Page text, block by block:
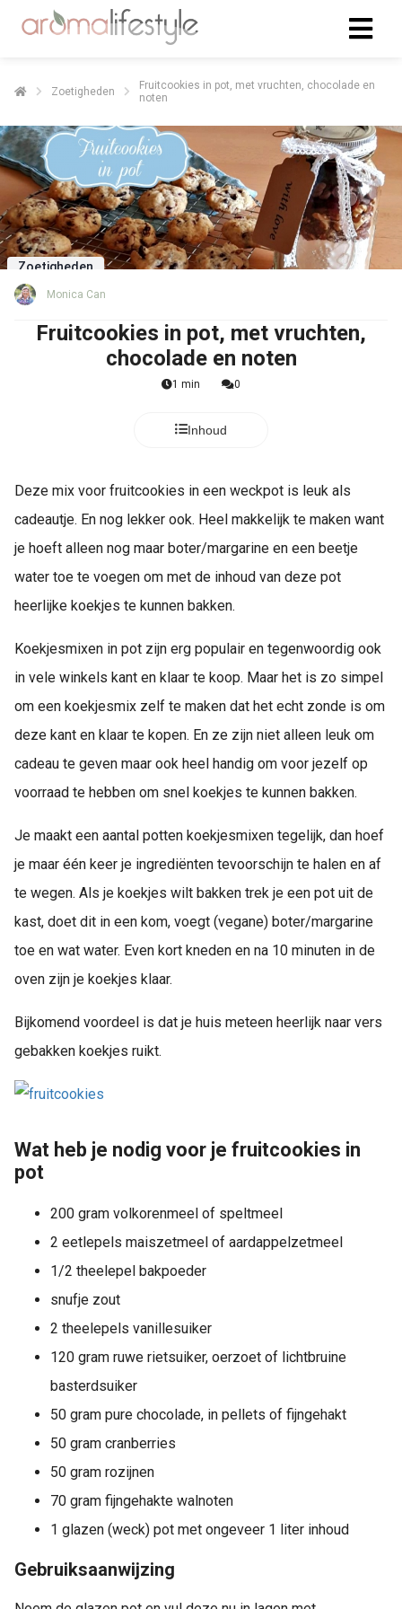
Zoetigheden
Fruitcookies in pot, met vruchten, chocolade en
noten
Zoetigheden
Monica Can
Fruitcookies in pot, met vruchten,
chocolade en noten
1 min 0
Inhoud
Deze mix voor fruitcookies in een weckpot is leuk als
cadeautje. En nog lekker ook. Heel makkelijk te maken want
je hoeft alleen nog maar boter/margarine en een beetje
water toe te voegen om met de inhoud van deze pot
heerlijke koekjes te kunnen bakken.
Koekjesmixen in pot zijn erg populair en tegenwoordig ook
in vele winkels kant en klaar te koop. Maar het is zo simpel
om een koekjesmix zelf te maken dat het echt zonde is om
deze kant en klaar te kopen. En ze zijn niet alleen leuk om
cadeau te geven maar ook heel handig om voor jezelf op
voorraad te hebben om snel koekjes te kunnen bakken.
Je maakt een aantal potten koekjesmixen tegelijk, dan hoef
je maar één keer je ingrediënten tevoorschijn te halen en af
te wegen. Als je koekjes wilt bakken trek je een pot uit de
kast, doet dit in een kom, voegt (vegane) boter/margarine
toe en wat water. Even kort kneden en na 10 minuten in de
oven zijn je koekjes klaar.
Bijkomend voordeel is dat je huis meteen heerlijk naar vers
gebakken koekjes ruikt.
Wat heb je nodig voor je fruitcookies in
pot
200 gram volkorenmeel of speltmeel
2 eetlepels maiszetmeel of aardappelzetmeel
1/2 theelepel bakpoeder
snufje zout
2 theelepels vanillesuiker
120 gram ruwe rietsuiker, oerzoet of lichtbruine
basterdsuiker
50 gram pure chocolade, in pellets of fijngehakt
50 gram cranberries
50 gram rozijnen
70 gram fijngehakte walnoten
1 glazen (weck) pot met ongeveer 1 liter inhoud
Gebruiksaanwijzing